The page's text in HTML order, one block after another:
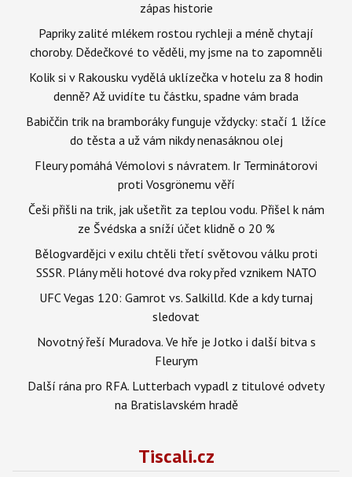
zápas historie
Papriky zalité mlékem rostou rychleji a méně chytají
choroby. Dědečkové to věděli, my jsme na to zapomněli
Kolik si v Rakousku vydělá uklízečka v hotelu za 8 hodin
denně? Až uvidíte tu částku, spadne vám brada
Babiččin trik na bramboráky funguje vždycky: stačí 1 lžíce
do těsta a už vám nikdy nenasáknou olej
Fleury pomáhá Vémolovi s návratem. Ir Terminátorovi
proti Vosgrönemu věří
Češi přišli na trik, jak ušetřit za teplou vodu. Přišel k nám
ze Švédska a sníží účet klidně o 20 %
Bělogvardějci v exilu chtěli třetí světovou válku proti
SSSR. Plány měli hotové dva roky před vznikem NATO
UFC Vegas 120: Gamrot vs. Salkilld. Kde a kdy turnaj
sledovat
Novotný řeší Muradova. Ve hře je Jotko i další bitva s
Fleurym
Další rána pro RFA. Lutterbach vypadl z titulové odvety
na Bratislavském hradě
Tiscali.cz